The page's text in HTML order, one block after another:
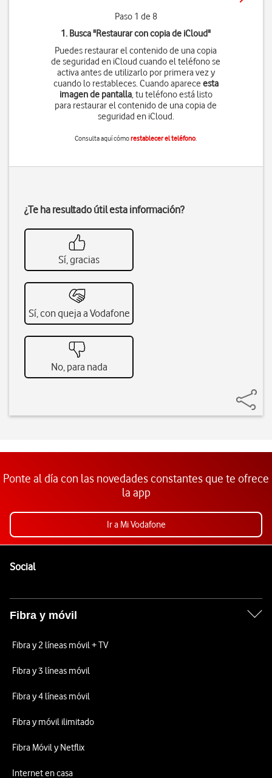
Paso 1 de 8
1. Busca "Restaurar con copia de iCloud"
Puedes restaurar el contenido de una copia
de seguridad en iCloud cuando el teléfono se
activa antes de utilizarlo por primera vez y
cuando lo restableces. Cuando aparece esta
imagen de pantalla, tu teléfono está listo
para restaurar el contenido de una copia de
seguridad en iCloud.
Consulta aquí cómorestablecer el teléfono.
¿Te ha resultado útil esta información?
Sí, gracias
Sí, con queja a Vodafone
No, para nada
Ponte al día con las novedades constantes que te ofrece
la app
Ir a Mi Vodafone
SocialEnlaces a las redes sociales de Vodafone
Fibra y móvil
Fibra y 2 líneas móvil + TV
Fibra y 3 líneas móvil
Fibra y 4 líneas móvil
Fibra y móvil ilimitado
Fibra Móvil y Netflix
Internet en casa